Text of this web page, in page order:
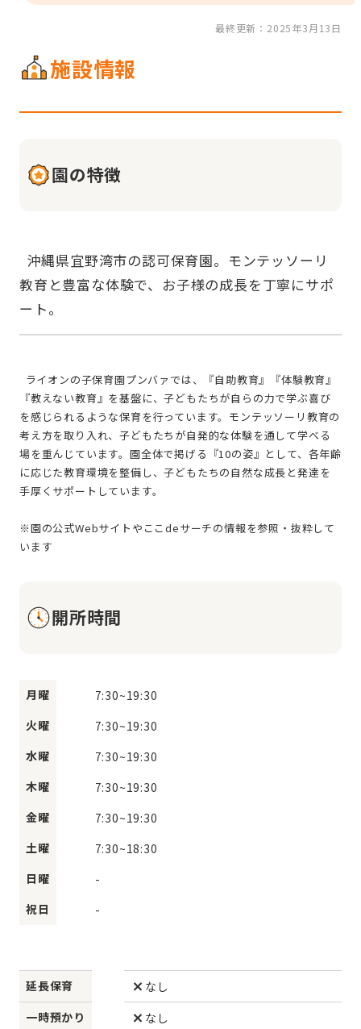
最終更新：2025年3月13日
施設情報
園の特徴
教育と豊富な体験で、お子様の成長を丁寧にサポ
『教えない教育』を基盤に、子どもたちが自らの力で学ぶ喜び
を感じられるような保育を行っています。モンテッソーリ教育の
考え方を取り入れ、子どもたちが自発的な体験を通して学べる
場を重んじています。園全体で掲げる『10の姿』として、各年齢
に応じた教育環境を整備し、子どもたちの自然な成長と発達を
手厚くサポートしています。
※園の公式Webサイトやここdeサーチの情報を参照・抜粋して
開所時間
月曜 7:30~19:30
火曜
7:30~19:30
水曜
7:30~19:30
木曜
7:30~19:30
金曜
7:30~19:30
土曜
7:30~18:30
日曜
-
祝日
-
延長保育
なし
一時預かり
なし